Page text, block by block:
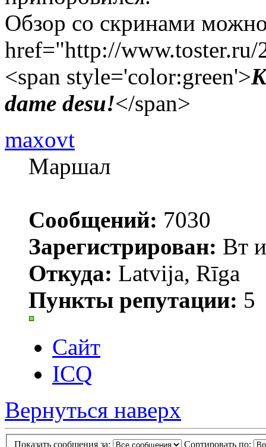
Обзор со скринами
href="http://www.toster.ru/
<span style='color:green'>
dame desu!</span>
maxovt
Маршал
Сообщений: 7030
Зарегистрирован: Вт
Откуда: Latvija, Rīga
Пункты репутации: 5
Сайт
ICQ
Вернуться наверх
Показать сообщения за: Сортировать по: